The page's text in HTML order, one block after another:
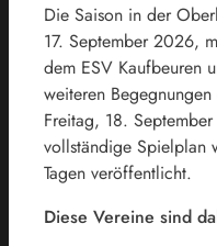
Die Saison in der
17. September 2026,
dem ESV Kaufbeuren
weiteren
Freitag, 18.
vollständige Spielplan
Tagen veröffentlicht.
Diese Vereine sind